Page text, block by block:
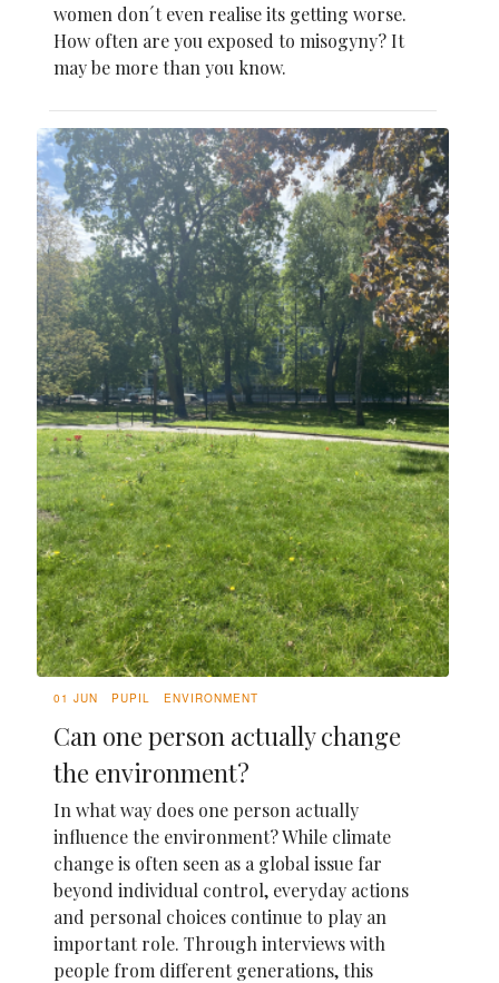
women don´t even realise its getting worse.
How often are you exposed to misogyny? It
may be more than you know.
01 JUN PUPIL ENVIRONMENT
Can one person actually change
the environment?
In what way does one person actually
influence the environment? While climate
change is often seen as a global issue far
beyond individual control, everyday actions
and personal choices continue to play an
important role. Through interviews with
people from different generations, this